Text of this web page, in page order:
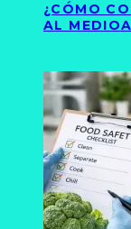
¿CÓMO
AL